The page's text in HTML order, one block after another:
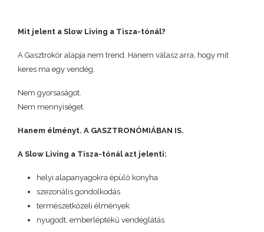
Mit jelent a Slow Living a Tisza-tónál?
A Gasztrokör alapja nem trend. Hanem válasz arra, hogy mit
keres ma egy vendég.
Nem gyorsaságot.
Nem mennyiséget.
Hanem élményt. A GASZTRONÓMIÁBAN IS.
A Slow Living a Tisza-tónál azt jelenti:
helyi alapanyagokra épülő konyha
szezonális gondolkodás
természetközeli élmények
nyugodt, emberléptékű vendéglátás